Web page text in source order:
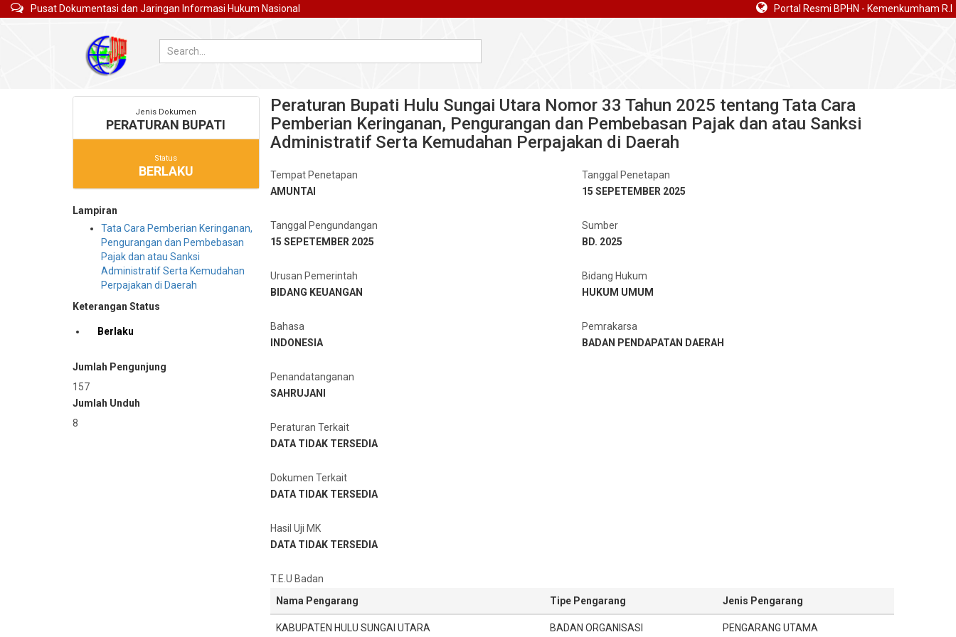
Pusat Dokumentasi dan Jaringan Informasi Hukum Nasional Portal Resmi BPHN - Kemenkumham R.I
Jenis Dokumen
PERATURAN BUPATI
Status
BERLAKU
Lampiran
Tata Cara Pemberian Keringanan,
Pengurangan dan Pembebasan
Pajak dan atau Sanksi
Administratif Serta Kemudahan
Perpajakan di Daerah
Keterangan Status
Berlaku
Jumlah Pengunjung
157
Jumlah Unduh
8
Peraturan Bupati Hulu Sungai Utara Nomor 33 Tahun 2025 tentang Tata Cara
Pemberian Keringanan, Pengurangan dan Pembebasan Pajak dan atau Sanksi
Administratif Serta Kemudahan Perpajakan di Daerah
Tempat Penetapan
AMUNTAI
Tanggal Pengundangan
15 SEPETEMBER 2025
Urusan Pemerintah
BIDANG KEUANGAN
Bahasa
INDONESIA
Penandatanganan
SAHRUJANI
Tanggal Penetapan
15 SEPETEMBER 2025
Sumber
BD. 2025
Bidang Hukum
HUKUM UMUM
Pemrakarsa
BADAN PENDAPATAN DAERAH
Peraturan Terkait
DATA TIDAK TERSEDIA
Dokumen Terkait
DATA TIDAK TERSEDIA
Hasil Uji MK
DATA TIDAK TERSEDIA
T.E.U Badan
Nama Pengarang
Tipe Pengarang Jenis Pengarang
KABUPATEN HULU SUNGAI UTARA BADAN ORGANISASI PENGARANG UTAMA